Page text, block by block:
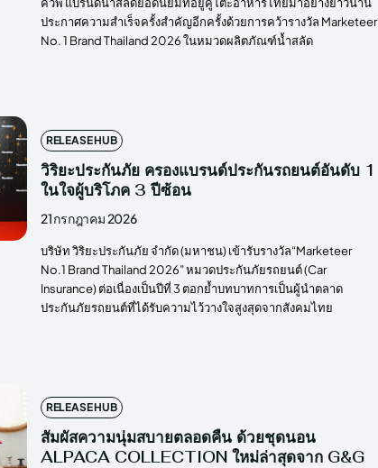
ประกาศความสำเร็จครั้งสำคัญอีกครั้งด้วยการคว้ารางวัล Marketeer
No. 1 Brand Thailand 2026 ในหมวดผลิตภัณฑ์น้ำสลัด
RELEASE HUB
วิริยะประกันภัย ครองแบรนด์ประกันรถยนต์อันดับ 1
ในใจผู้บริโภค 3 ปีซ้อน
21 กรกฎาคม 2026
บริษัท วิริยะประกันภัย จำกัด (มหาชน) เข้ารับรางวัล“Marketeer
No.1 Brand Thailand 2026” หมวดประกันภัยรถยนต์ (Car
Insurance) ต่อเนื่องเป็นปีที่ 3 ตอกย้ำบทบาทการเป็นผู้นำตลาด
ประกันภัยรถยนต์ที่ได้รับความไว้วางใจสูงสุดจากสังคมไทย
RELEASE HUB
สัมผัสความนุ่มสบายตลอดคืน ด้วยชุดนอน
ALPACA COLLECTION ใหม่ล่าสุดจาก G&G